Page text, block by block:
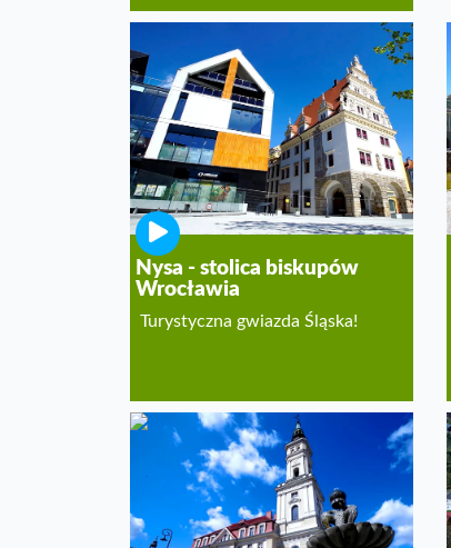
Nysa - stolica biskupów
Wrocławia
Turystyczna gwiazda Śląska!